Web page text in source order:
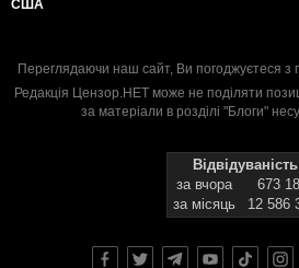
США
Переглядаючи наш сайт, Ви погоджуєтеся з
Редакція Цензор.НЕТ може не поділяти
за матеріали в розділі "Блоги"
Відвідуваність
за вчора
673
за місяць
12 586